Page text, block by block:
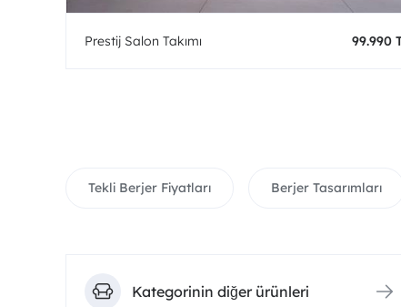
Prestij Salon Takımı 99.990
Tekli Berjer Fiyatları Berjer Tasarımları
Kategorinin diğer ürünleri